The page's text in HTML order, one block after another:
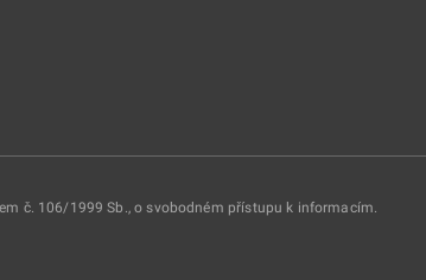
č. 106/1999 Sb., o svobodném přístupu k informacím.